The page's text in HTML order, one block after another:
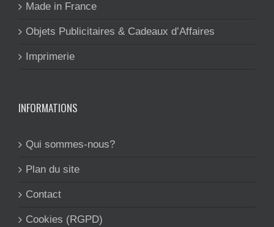
Made in France
Objets Publicitaires & Cadeaux d’Affaires
Imprimerie
INFORMATIONS
Qui sommes-nous?
Plan du site
Contact
Cookies (RGPD)